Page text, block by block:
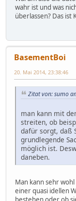
wahr ist und was
überlassen? Das ist
BasementBoi
20. Mai 2014, 23:38:46
Zitat von: sumo
man kann mit
streiten, ob
dafür sorgt, daß
grundlegende
möglich ist.
daneben.
Man kann sehr
einer quasi idellen